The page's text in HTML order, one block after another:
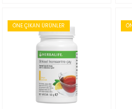
ÖNE ÇIKAN ÜRÜNLER